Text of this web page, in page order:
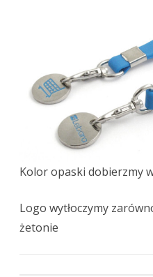
Kolor opaski dobierzmy
Logo wytłoczymy
żetonie